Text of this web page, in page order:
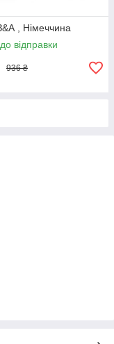
, Німеччина
відправки
936 ₴